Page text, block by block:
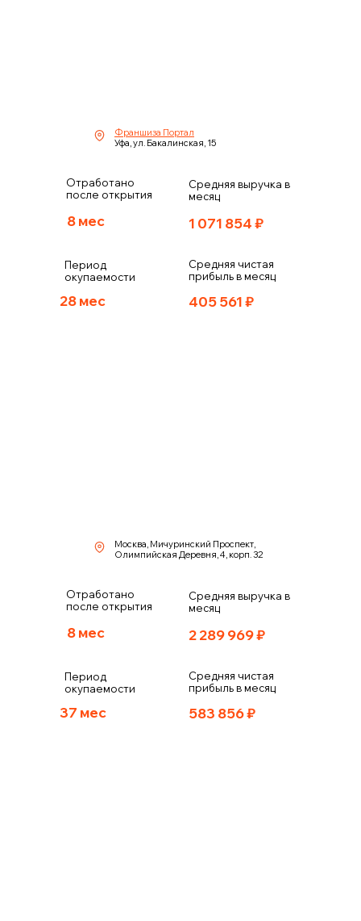
Франшиза Портал
Уфа, ул. Бакалинская, 15
8 мес
28 мес
Отработано
после открытия
Период
окупаемости
1 071 854₽
Средняя чистая
прибыль в месяц
Средняя выручка в
месяц
405 561₽
Москва, Мичуринский Проспект,
Олимпийская Деревня, 4, корп. 32
8 мес
37 мес
Отработано
после открытия
Период
окупаемости
2 289 969₽
Средняя чистая
прибыль в месяц
Средняя выручка в
месяц
583 856₽